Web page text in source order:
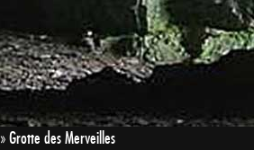
»Grotte des Merveilles